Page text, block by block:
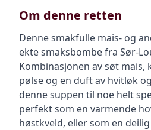
Om denne retten
Denne smakfulle mais- og
ekte smaksbombe fra Sør-
Kombinasjonen av søt mais,
pølse og en duft av hvitløk
denne suppen til noe helt
perfekt som en varmende
høstkveld, eller som en